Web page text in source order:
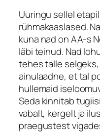
Uuringu sellel
rühmakaaslased.
kuna nad on AA-s
läbi teinud. Nad
tehes talle
ainulaadne, et tal
hullemaid
Seda kinnitab
vabalt, kergelt ja
praegustest